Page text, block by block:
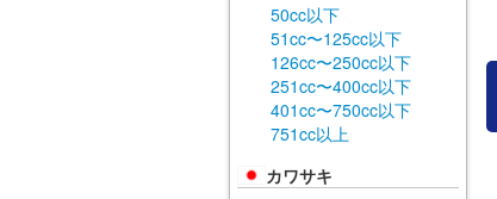
50cc以下
51cc〜125cc以下
126cc〜250cc以下
251cc〜400cc以下
401cc〜750cc以下
751cc以上
カワサキ